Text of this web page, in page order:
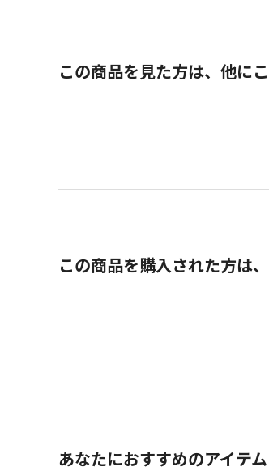
この商品を見た方は、他に
この商品を購入された方は
あなたにおすすめのアイテム